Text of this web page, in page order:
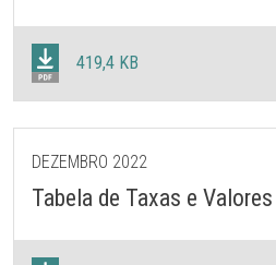
419,4 KB
DEZEMBRO 2022
Tabela de Taxas e